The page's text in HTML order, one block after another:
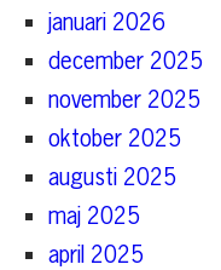
januari 2026
december 2025
november 2025
oktober 2025
augusti 2025
maj 2025
april 2025